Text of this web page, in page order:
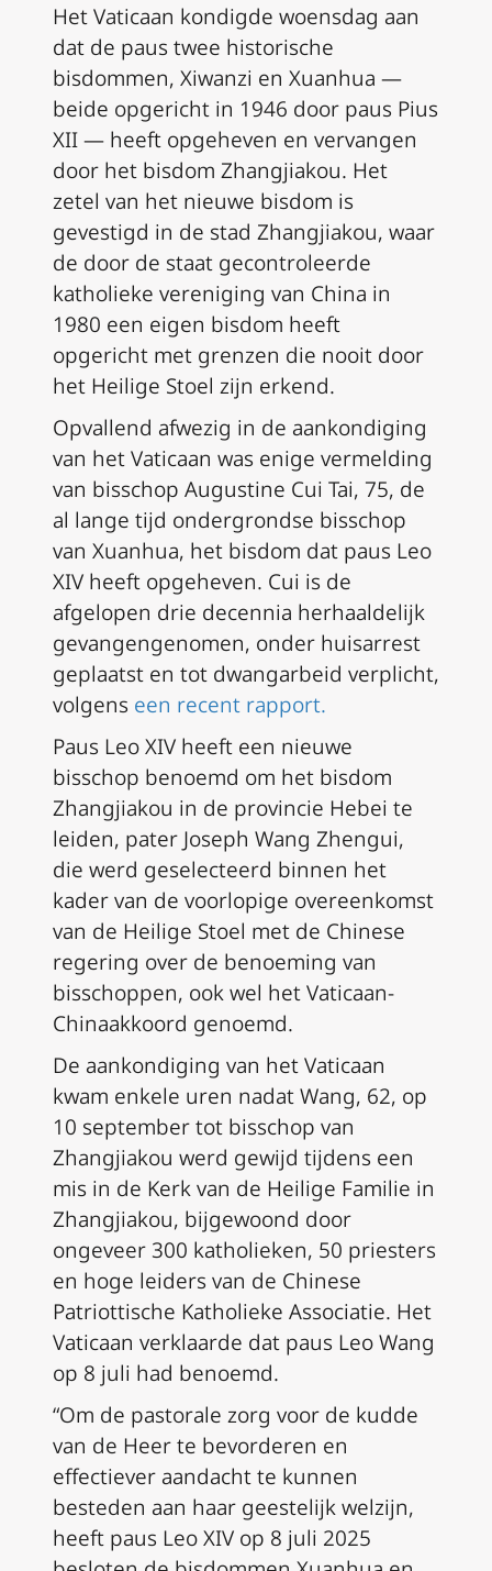
Het Vaticaan kondigde woensdag aan
dat de paus twee historische
bisdommen, Xiwanzi en Xuanhua —
beide opgericht in 1946 door paus Pius
XII — heeft opgeheven en vervangen
door het bisdom Zhangjiakou. Het
zetel van het nieuwe bisdom is
gevestigd in de stad Zhangjiakou, waar
de door de staat gecontroleerde
katholieke vereniging van China in
1980 een eigen bisdom heeft
opgericht met grenzen die nooit door
het Heilige Stoel zijn erkend.
Opvallend afwezig in de aankondiging
van het Vaticaan was enige vermelding
van bisschop Augustine Cui Tai, 75, de
al lange tijd ondergrondse bisschop
van Xuanhua, het bisdom dat paus Leo
XIV heeft opgeheven. Cui is de
afgelopen drie decennia herhaaldelijk
gevangengenomen, onder huisarrest
geplaatst en tot dwangarbeid verplicht,
volgens een recent rapport.
Paus Leo XIV heeft een nieuwe
bisschop benoemd om het bisdom
Zhangjiakou in de provincie Hebei te
leiden, pater Joseph Wang Zhengui,
die werd geselecteerd binnen het
kader van de voorlopige overeenkomst
van de Heilige Stoel met de Chinese
regering over de benoeming van
bisschoppen, ook wel het Vaticaan-
Chinaakkoord genoemd.
De aankondiging van het Vaticaan
kwam enkele uren nadat Wang, 62, op
10 september tot bisschop van
Zhangjiakou werd gewijd tijdens een
mis in de Kerk van de Heilige Familie in
Zhangjiakou, bijgewoond door
ongeveer 300 katholieken, 50 priesters
en hoge leiders van de Chinese
Patriottische Katholieke Associatie. Het
Vaticaan verklaarde dat paus Leo Wang
op 8 juli had benoemd.
“Om de pastorale zorg voor de kudde
van de Heer te bevorderen en
effectiever aandacht te kunnen
besteden aan haar geestelijk welzijn,
heeft paus Leo XIV op 8 juli 2025